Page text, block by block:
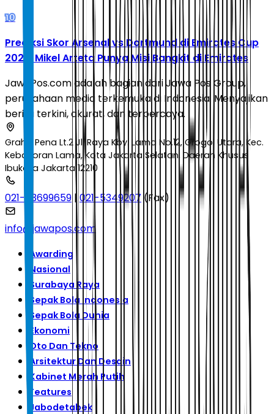
10
Prediksi Skor Arsenal vs Dortmund di Emirates Cup
2026: Mikel Arteta Punya Misi Bangkit di Emirates
JawaPos.com adalah bagian dari Jawa Pos Group,
perusahaan media terkemuka di Indonesia. Menyajikan
berita terkini, akurat, dan terpercaya.
Graha Pena Lt.2 Jl. Raya Kby. Lama No.12, Grogol Utara, Kec.
Kebayoran Lama, Kota Jakarta Selatan, Daerah Khusus
Ibukota Jakarta 12210
021-53699659 |021-5349207 (Fax)
info@jawapos.com
Awarding
Nasional
Surabaya Raya
Sepak Bola Indonesia
Sepak Bola Dunia
Ekonomi
Oto Dan Tekno
Arsitektur Dan Desain
Kabinet Merah Putih
Features
Jabodetabek